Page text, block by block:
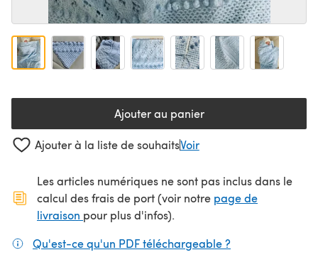
Ajouter au panier
Ajouter à la liste de souhaitsVoir
Les articles numériques ne sont pas inclus dans le
calcul des frais de port (voir notre page de
livraison (s'ouvre dans un nouvel onglet)
pour plus d'infos).
Qu'est-ce qu'un PDF téléchargeable ?